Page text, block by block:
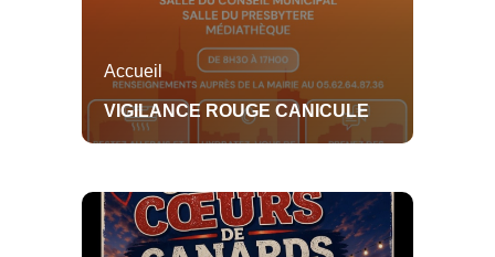
NOTRE COMMUNE
Présentation
Plan
L'ÉQUIPE MUNICIPALE
L'équipe
Maire
CONSEIL MUNICIPAL
Toute l'actualité
AGENDA
VIVRE ICI
Toute
Accueil
VIGILANCE ROUGE CANICULE